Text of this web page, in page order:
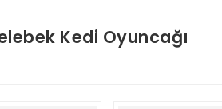
Kedi Oyuncağı